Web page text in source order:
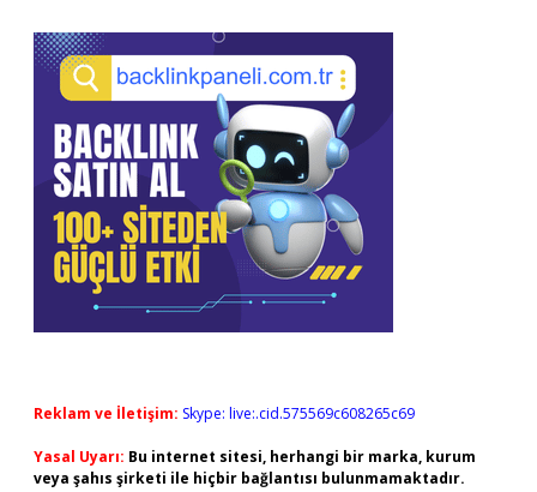
Reklam ve İletişim: Skype: live:.cid.575569c608265c69
Yasal Uyarı: Bu internet sitesi, herhangi bir marka, kurum
veya şahıs şirketi ile hiçbir bağlantısı bulunmamaktadır.